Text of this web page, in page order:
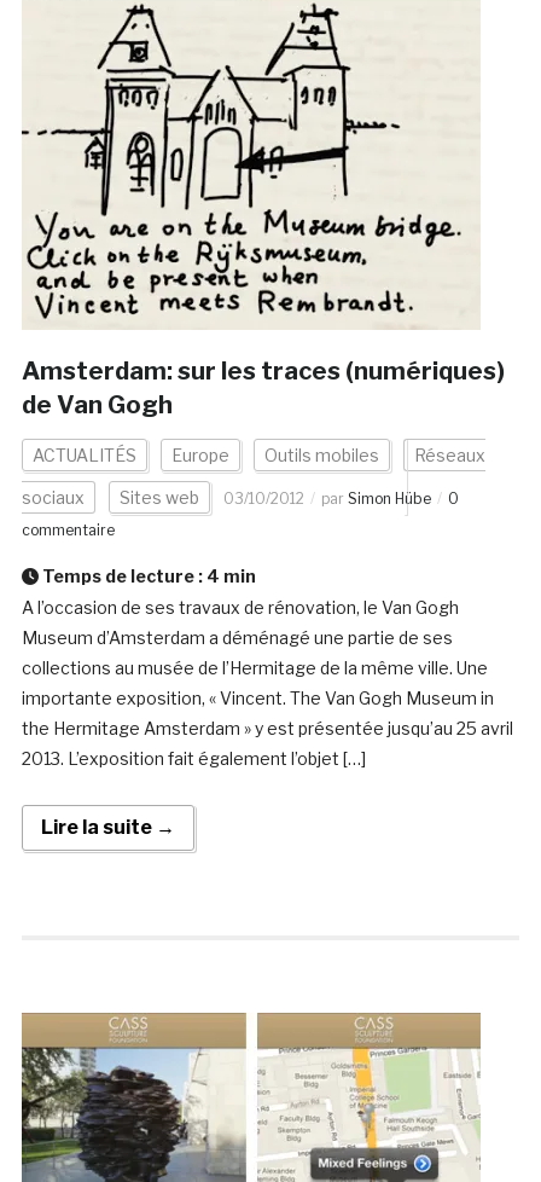
Amsterdam: sur les traces (numériques)
de Van Gogh
ACTUALITÉS Europe Outils mobiles Réseaux
sociaux Sites web 03/10/2012 par Simon Hübe
0
commentaire
Temps de lecture : 4 min
A l’occasion de ses travaux de rénovation, le Van Gogh
Museum d’Amsterdam a déménagé une partie de ses
collections au musée de l’Hermitage de la même ville. Une
importante exposition, « Vincent. The Van Gogh Museum in
the Hermitage Amsterdam » y est présentée jusqu’au 25 avril
2013. L’exposition fait également l’objet […]
Lire la suite →